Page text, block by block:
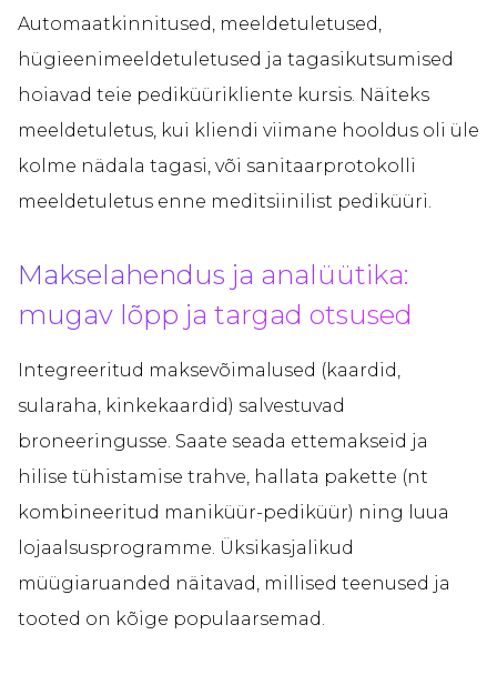
Automaatkinnitused, meeldetuletused,
hügieenimeeldetuletused ja tagasikutsumised
hoiavad teie pediküürikliente kursis. Näiteks
meeldetuletus, kui kliendi viimane hooldus oli üle
kolme nädala tagasi, või sanitaarprotokolli
meeldetuletus enne meditsiinilist pediküüri.
Makselahendus ja analüütika:
mugav lõpp ja targad otsused
Integreeritud maksevõimalused (kaardid,
sularaha, kinkekaardid) salvestuvad
broneeringusse. Saate seada ettemakseid ja
hilise tühistamise trahve, hallata pakette (nt
kombineeritud maniküür-pediküür) ning luua
lojaalsusprogramme. Üksikasjalikud
müügiaruanded näitavad, millised teenused ja
tooted on kõige populaarsemad.